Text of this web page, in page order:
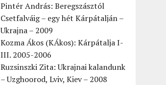
Pintér András: Beregszásztól
Csetfalváig – egy hét Kárpátalján –
Ukrajna – 2009
Kozma Ákos (KÁkos): Kárpátalja I-
III. 2005-2006
Ruzsinszki Zita: Ukrajnai kalandunk
– Uzghoorod, Lviv, Kiev – 2008